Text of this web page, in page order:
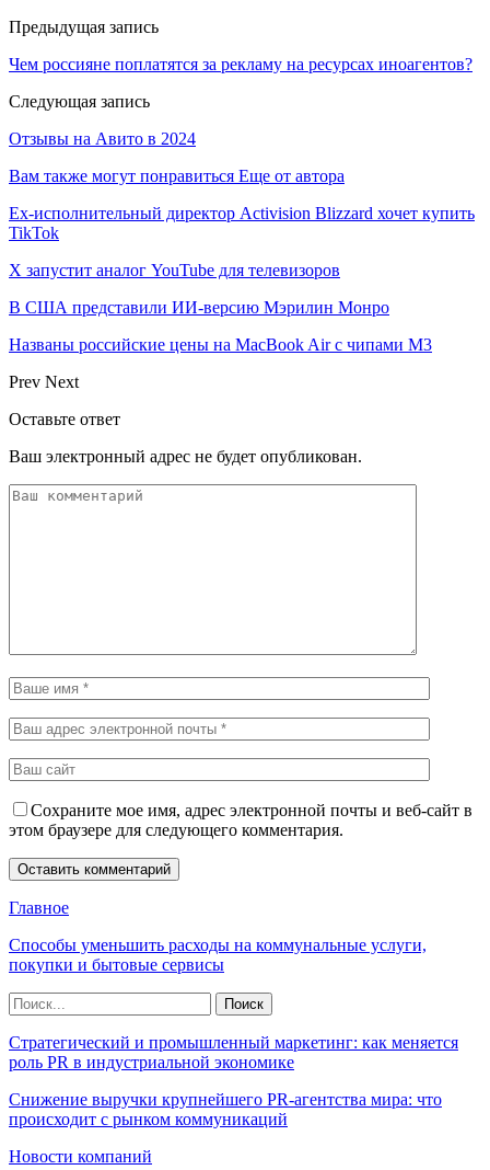
Предыдущая запись
Чем россияне поплатятся за рекламу на ресурсах иноагентов?
Следующая запись
Отзывы на Авито в 2024
Вам также могут понравиться Еще от автора
Ex-исполнительный директор Activision Blizzard хочет купить
TikTok
X запустит аналог YouTube для телевизоров
В США представили ИИ-версию Мэрилин Монро
Названы российские цены на MacBook Air с чипами M3
Prev Next
Оставьте ответ
Ваш электронный адрес не будет опубликован.
Сохраните мое имя, адрес электронной почты и веб-сайт в
этом браузере для следующего комментария.
Главное
Способы уменьшить расходы на коммунальные услуги,
покупки и бытовые сервисы
Стратегический и промышленный маркетинг: как меняется
роль PR в индустриальной экономике
Снижение выручки крупнейшего PR-агентства мира: что
происходит с рынком коммуникаций
Новости компаний